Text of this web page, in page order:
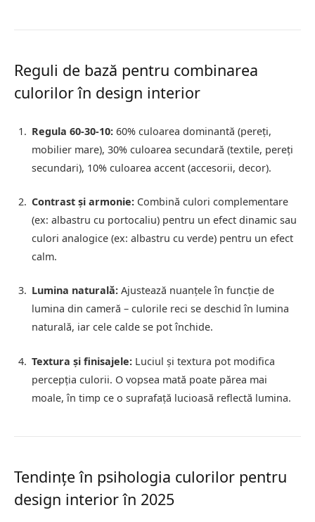
Reguli de bază pentru combinarea
culorilor în design interior
Regula 60-30-10: 60% culoarea dominantă (pereți,
mobilier mare), 30% culoarea secundară (textile, pereți
secundari), 10% culoarea accent (accesorii, decor).
Contrast și armonie: Combină culori complementare
(ex: albastru cu portocaliu) pentru un efect dinamic sau
culori analogice (ex: albastru cu verde) pentru un efect
calm.
Lumina naturală: Ajustează nuanțele în funcție de
lumina din cameră – culorile reci se deschid în lumina
naturală, iar cele calde se pot închide.
Textura și finisajele: Luciul și textura pot modifica
percepția culorii. O vopsea mată poate părea mai
moale, în timp ce o suprafață lucioasă reflectă lumina.
Tendințe în psihologia culorilor pentru
design interior în 2025